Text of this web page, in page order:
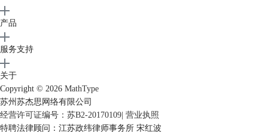
MathType标尺隐藏
产品
服务支持
关于
Copyright © 2026 MathType
苏州苏杰思网络有限公司
经营许可证编号：苏B2-20170109 营业执照
特聘法律顾问：江苏政纬律师事务所 宋红波